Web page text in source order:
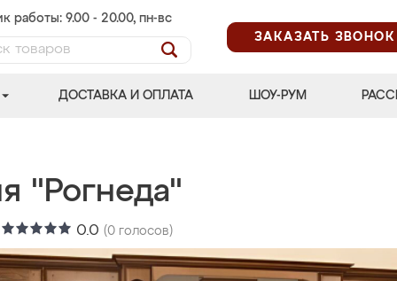
работы: 9.00 - 20.00, пн-вс
ЗАКАЗАТЬ ЗВОНОК
ДОСТАВКА И ОПЛАТА ШОУ-РУМ
"Рогнеда"
0.0 (0 голосов)